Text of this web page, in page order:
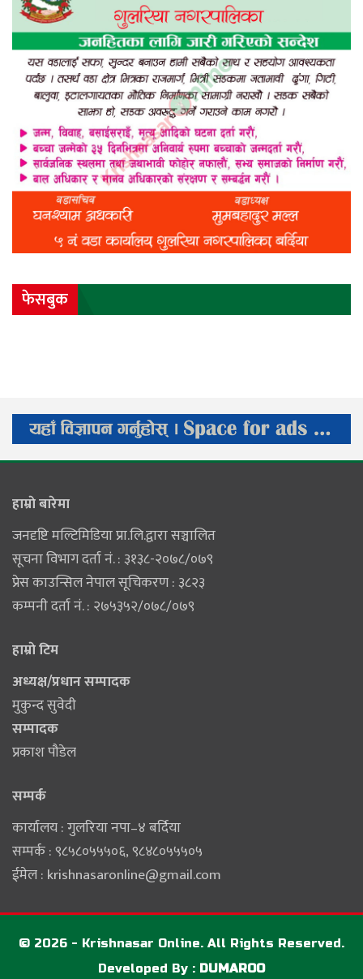
फेसबुक
हाम्राे बारेमा
जनदृष्टि मल्टिमिडिया प्रा.लि.द्वारा सञ्चालित
सूचना विभाग दर्ता नं. : ३१३८-२०७८/०७९
प्रेस काउन्सिल नेपाल सूचिकरण : ३८२३
कम्पनी दर्ता नं. : २७५३५२/०७८/०७९
हाम्राे टिम
अध्यक्ष/प्रधान सम्पादक
मुकुन्द सुवेदी
सम्पादक
प्रकाश पौडेल
सम्पर्क
कार्यालय : गुलरिया नपा–४ बर्दिया
सम्पर्क : ९८५८०५५५०६‚ ९८४८०५५५०५
ईमेल : krishnasaronline@gmail.com
© 2026 - Krishnasar Online. All Rights Reserved.
Developed By : DUMAROO